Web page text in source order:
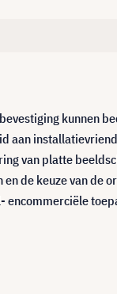
kunnen
aan
van platte
de keuze van de
encommerciële